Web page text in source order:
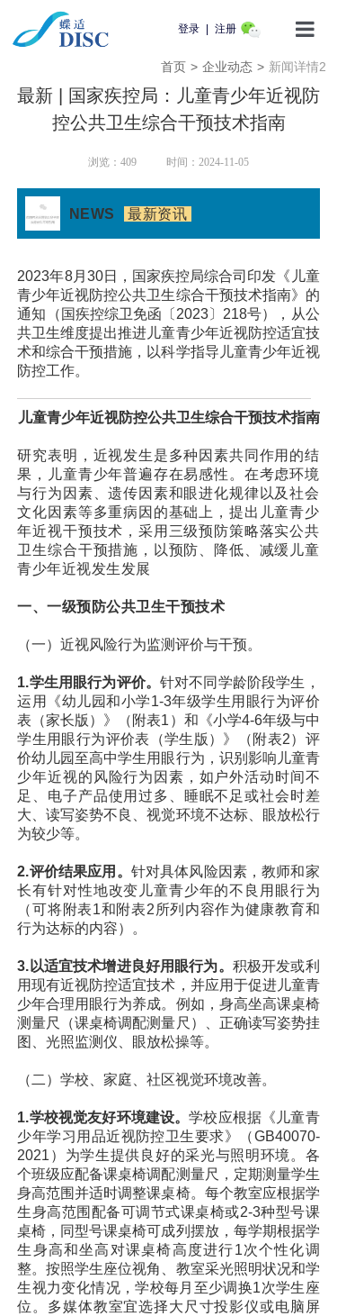
首页
用
联
登录 注册
最新 | 国家疾控局：儿童青少年近视防
控公共卫生综合干预技术指南
浏览： 409 时间：2024-11-05
NEWS 最新资讯
2023年8月30日，国家疾控局综合司印发《儿童
青少年近视防控公共卫生综合干预技术指南》的
通知（国疾控综卫免函〔2023〕218号），从公
共卫生维度提出推进儿童青少年近视防控适宜技
术和综合干预措施，以科学指导儿童青少年近视
防控工作。
儿童青少年近视防控公共卫生综合干预技术指南
研究表明，近视发生是多种因素共同作用的结
果，儿童青少年普遍存在易感性。在考虑环境
与行为因素、遗传因素和眼进化规律以及社会
文化因素等多重病因的基础上，提出儿童青少
年近视干预技术，采用三级预防策略落实公共
卫生综合干预措施，以预防、降低、减缓儿童
青少年近视发生发展
一、一级预防公共卫生干预技术
（一）近视风险行为监测评价与干预。
1.学生用眼行为评价。 针对不同学龄阶段学生，
运用《幼儿园和小学1-3年级学生用眼行为评价
表（家长版）》（附表1）和《小学4-6年级与中
学生用眼行为评价表（学生版）》（附表2）评
价幼儿园至高中学生用眼行为，识别影响儿童青
少年近视的风险行为因素，如户外活动时间不
足、电子产品使用过多、睡眠不足或社会时差
大、读写姿势不良、视觉环境不达标、眼放松行
为较少等。
2.评价结果应用。 针对具体风险因素，教师和家
长有针对性地改变儿童青少年的不良用眼行为
（可将附表1和附表2所列内容作为健康教育和
行为达标的内容）。
3.以适宜技术增进良好用眼行为。 积极开发或利
用现有近视防控适宜技术，并应用于促进儿童青
少年合理用眼行为养成。例如，身高坐高课桌椅
测量尺（课桌椅调配测量尺）、正确读写姿势挂
图、光照监测仪、眼放松操等。
（二）学校、家庭、社区视觉环境改善。
1.学校视觉友好环境建设。学校应根据《儿童青
少年学习用品近视防控卫生要求》（GB40070-
2021）为学生提供良好的采光与照明环境。各
个班级应配备课桌椅调配测量尺，定期测量学生
身高范围并适时调整课桌椅。每个教室应根据学
生身高范围配备可调节式课桌椅或2-3种型号课
桌椅，同型号课桌椅可成列摆放，每学期根据学
生身高和坐高对课桌椅高度进行1次个性化调
整。按照学生座位视角、教室采光照明状况和学
生视力变化情况，学校每月至少调换1次学生座
位。多媒体教室宜选择大尺寸投影仪或电脑屏
首页 > 企业动态 > 新闻详情2